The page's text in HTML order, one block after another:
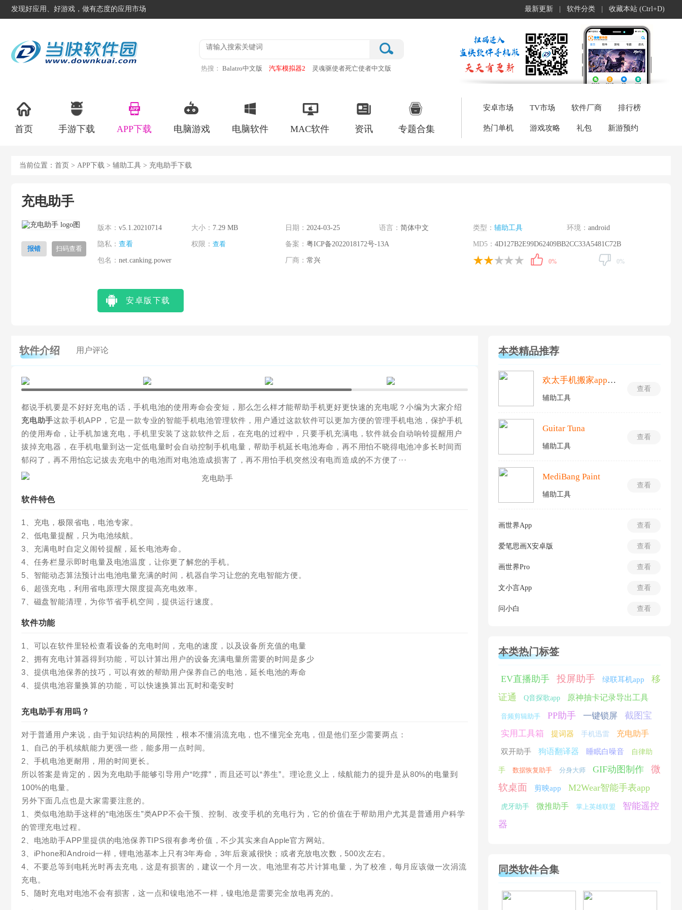
发现好应用、好游戏，做有态度的应用市场 最新更新 软件分类 收藏本站 (Ctrl+D)
热搜： Balatro中文版 汽车模拟器2
灵魂驱使者死亡使者中文版
首页 手游下载 APP下载 电脑游戏 电脑软件 MAC软件 资讯 专题合集
安卓市场 TV市场 软件厂商 排行榜
热门单机 游戏攻略 礼包 新游预约
当前位置： 首页 > APP下载 > 辅助工具 > 充电助手下载
充电助手
报错 扫码查看
版本： v5.1.20210714 大小： 7.29 MB 日期： 2024-03-25 语言： 简体中文 类型： 辅助工具 环境： android
隐私： 查看 权限： 查看 备案： 粤ICP备2022018172号-13A MD5： 4D127B2E99D62409BB2CC33A5481C72B
包名： net.canking.power 厂商： 常兴 0% 0%
安卓版下载
软件介绍 用户评论
都说手机要是不好好充电的话，手机电池的使用寿命会变短，那么怎么样才能帮助手机更好更快速的充电呢？小编为大家介绍
充电助手这款手机APP，它是一款专业的智能手机电池管理软件，用户通过这款软件可以更加方便的管理手机电池，保护手机
的使用寿命，让手机加速充电，手机里安装了这款软件之后，在充电的过程中，只要手机充满电，软件就会自动响铃提醒用户
拔掉充电器，在手机电量到达一定低电量时会自动控制手机电量，帮助手机延长电池寿命，再不用怕不晓得电池冲多长时间而
郁闷了，再不用怕忘记拔去充电中的电池而对电池造成损害了，再不用怕手机突然没有电而造成的不方便了···
软件特色
1、充电，极限省电，电池专家。
2、低电量提醒，只为电池续航。
3、充满电时自定义闹铃提醒，延长电池寿命。
4、任务栏显示即时电量及电池温度，让你更了解您的手机。
5、智能动态算法预计出电池电量充满的时间，机器自学习让您的充电智能方便。
6、超强充电，利用省电原理大限度提高充电效率。
7、磁盘智能清理，为你节省手机空间，提供运行速度。
软件功能
1、可以在软件里轻松查看设备的充电时间，充电的速度，以及设备所充值的电量
2、拥有充电计算器得到功能，可以计算出用户的设备充满电量所需要的时间是多少
3、提供电池保养的技巧，可以有效的帮助用户保养自己的电池，延长电池的寿命
4、提供电池容量换算的功能，可以快速换算出瓦时和毫安时
充电助手有用吗？
对于普通用户来说，由于知识结构的局限性，根本不懂涓流充电，也不懂完全充电，但是他们至少需要两点：
1、自己的手机续航能力更强一些，能多用一点时间。
2、手机电池更耐用，用的时间更长。
所以答案是肯定的，因为充电助手能够引导用户“吃撑”，而且还可以“养生”。理论意义上，续航能力的提升是从80%的电量到
100%的电量。
另外下面几点也是大家需要注意的。
1、类似电池助手这样的“电池医生”类APP不会干预、控制、改变手机的充电行为，它的价值在于帮助用户尤其是普通用户科学
的管理充电过程。
2、电池助手APP里提供的电池保养TIPS很有参考价值，不少其实来自Apple官方网站。
3、iPhone和Android一样，锂电池基本上只有3年寿命，3年后衰减很快；或者充放电次数，500次左右。
4、不要总等到电耗光时再去充电，这是有损害的，建议一个月一次。电池里有芯片计算电量，为了校准，每月应该做一次涓流
充电。
5、随时充电对电池不会有损害，这一点和镍电池不一样，镍电池是需要完全放电再充的。
本类精品推荐
查看
欢太手机搬家app最新版
辅助工具
查看
Guitar Tuna
辅助工具
查看
MediBang Paint
辅助工具
查看
画世界App
查看
爱笔思画X安卓版
查看
画世界Pro
查看
文小言App
查看
问小白
本类热门标签
EV直播助手 投屏助手 绿联耳机app
移
证通
Q音探歌app 原神抽卡记录导出工具
音频剪辑助手 PP助手 一键锁屏 截图宝
实用工具箱 提词器 手机迅雷 充电助手
双开助手 狗语翻译器 睡眠白噪音 自律助
手 数据恢复助手 分身大师 GIF动图制作
微
软桌面
剪映app M2Wear智能手表app
虎牙助手 微推助手 掌上英雄联盟
智能遥控
器
同类软件合集